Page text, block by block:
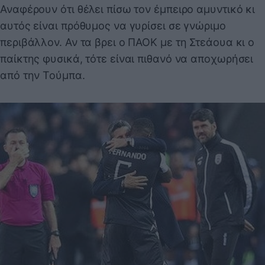
Αναφέρουν ότι θέλει πίσω τον έμπειρο αμυντικό κι
αυτός είναι πρόθυμος να γυρίσει σε γνώριμο
περιβάλλον. Αν τα βρει ο ΠΑΟΚ με τη Στεάουα κι ο
παίκτης φυσικά, τότε είναι πιθανό να αποχωρήσει
από την Τούμπα.